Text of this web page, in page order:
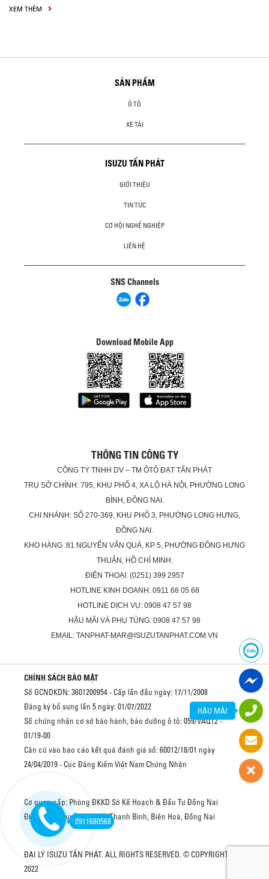
XEM THÊM
SẢN PHẨM
Ô TÔ
XE TẢI
ISUZU TẤN PHÁT
GIỚI THIỆU
TIN TỨC
CƠ HỘI NGHỀ NGHIỆP
LIÊN HỆ
SNS Channels
Download Mobile App
THÔNG TIN CÔNG TY
CÔNG TY TNHH DV – TM ÔTÔ ĐẠT TẤN PHÁT
TRỤ SỞ CHÍNH: 795, KHU PHỐ 4, XA LỘ HÀ NỘI, PHƯỜNG LONG
BÌNH, ĐỒNG NAI.
CHI NHÁNH: SỐ 270-369, KHU PHỐ 3, PHƯỜNG LONG HƯNG,
ĐỒNG NAI.
KHO HÀNG :81 NGUYỄN VĂN QUÁ, KP 5, PHƯỜNG ĐÔNG HƯNG
THUẬN, HỒ CHÍ MINH.
ĐIỆN THOẠI: (0251) 399 2957
HOTLINE KINH DOANH: 0911 68 05 68
HOTLINE DỊCH VỤ: 0908 47 57 98
HẬU MÃI VÀ PHỤ TÙNG: 0908 47 57 98
EMAIL: TANPHAT-MAR@ISUZUTANPHAT.COM.VN
CHÍNH SÁCH BẢO MẬT
Số GCNDKDN: 3601200954 - Cấp lần đầu ngày: 17/11/2008
Đăng ký bổ sung lần 5 ngày: 01/07/2022
Số chứng nhận cơ sở bảo hành, bảo dưỡng ô tô: 059/VAQ12 -
01/19-00
Căn cứ vào báo cáo kết quả đánh giá số: 60012/18/01 ngày
24/04/2019 - Cục Đăng Kiểm Việt Nam Chứng Nhận
Cơ quan cấp: Phòng ĐKKD Sở Kế Hoạch & Đầu Tư Đồng Nai
Địa chỉ: 2 Nguyễn Văn Trị, Thanh Bình, Biên Hoà, Đồng Nai
ĐẠI LÝ ISUZU TẤN PHÁT. ALL RIGHTS RESERVED. © COPYRIGHT
2022
0911680568
HẬU MÃI